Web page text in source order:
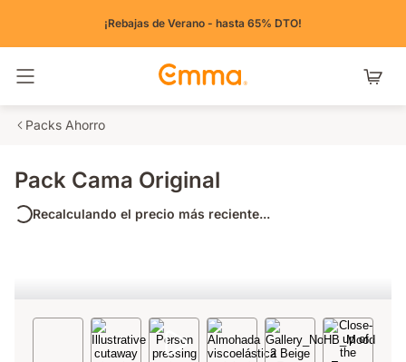
¡Rebajas de Verano - hasta 65% DTO!
Packs Ahorro
Pack Cama Original
Recalculando el precio más reciente...